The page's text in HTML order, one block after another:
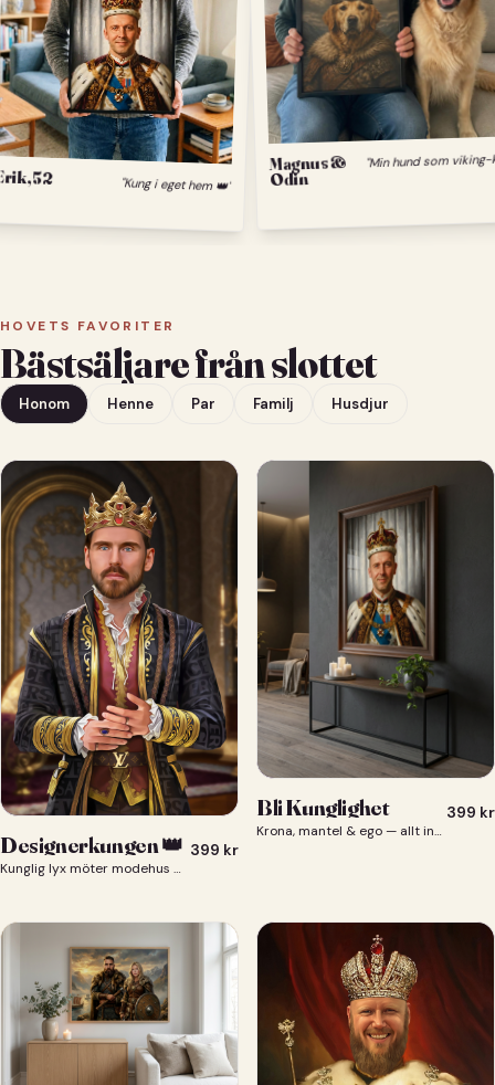
52 "Kung i eget hem 👑"
Magnus &
Odin
HOVETS FAVORITER
Bästsäljare från slottet
Honom Henne Par Familj Husdjur
Designerkungen 👑
Kunglig lyx möter modehus — du som designerkung 👑
399 kr
Bli Kunglighet
Krona, mantel & ego — allt ingår 👑
399 kr